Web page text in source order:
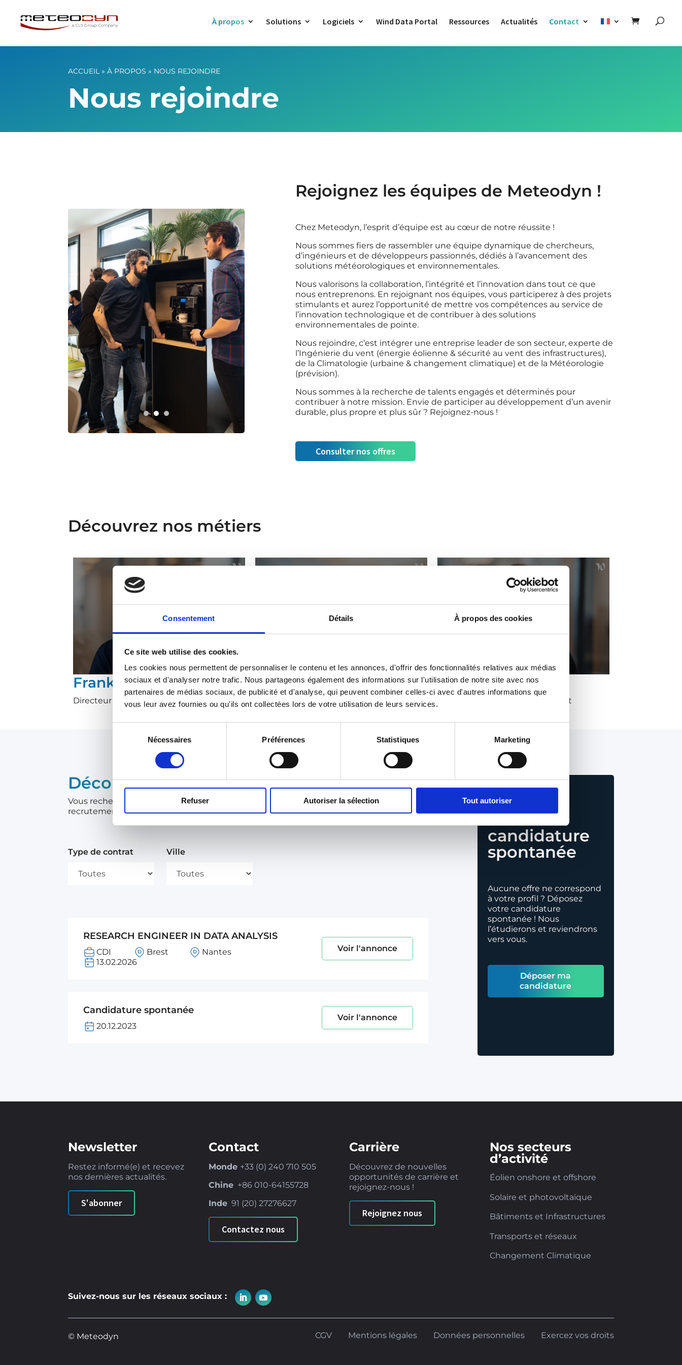
Consentement Détails À propos des cookies
Ce site web utilise des cookies.
Les cookies nous permettent de personnaliser le contenu et les annonces, d'offrir des fonctionnalités relatives aux médias
sociaux et d'analyser notre trafic. Nous partageons également des informations sur l'utilisation de notre site avec nos
partenaires de médias sociaux, de publicité et d'analyse, qui peuvent combiner celles-ci avec d'autres informations que
vous leur avez fournies ou qu'ils ont collectées lors de votre utilisation de leurs services.
consentement
Nécessaires Préférences Statistiques Marketing
Refuser Autoriser la sélection Tout autoriser
À propos Solutions Logiciels Wind Data Portal Ressources Actualités Contact
ACCUEIL»À PROPOS » NOUS REJOINDRE
Nous rejoindre
Rejoignez les équipes de Meteodyn !
Chez Meteodyn, l’esprit d’équipe est au cœur de notre réussite !
Nous sommes fiers de rassembler une équipe dynamique de chercheurs,
d’ingénieurs et de développeurs passionnés, dédiés à l’avancement des
solutions météorologiques et environnementales.
Nous valorisons la collaboration, l’intégrité et l’innovation dans tout ce que
nous entreprenons. En rejoignant nos équipes, vous participerez à des projets
stimulants et aurez l’opportunité de mettre vos compétences au service de
l’innovation technologique et de contribuer à des solutions
environnementales de pointe.
Nous rejoindre, c’est intégrer une entreprise leader de son secteur, experte de
l’Ingénierie du vent (énergie éolienne & sécurité au vent des infrastructures),
de la Climatologie (urbaine & changement climatique) et de la Météorologie
(prévision).
Nous sommes à la recherche de talents engagés et déterminés pour
contribuer à notre mission. Envie de participer au développement d’un avenir
durable, plus propre et plus sûr ? Rejoignez-nous !
Consulter nos offres
Découvrez nos métiers
Frank Lancelot
Directeur Général du groupe Meteodyn
Eric Tromeur
Directeur du département Recherche,
Jessica Ollivier
Cheffe d'Équipe Développement
Découvrez nos offres
Vous recherchez un emploi ou un stage ? Découvrez ci-dessous toutes nos offres de
recrutement !
Type de contrat Ville
RESEARCH ENGINEER IN DATA ANALYSIS
CDI Brest
Nantes
13.02.2026
Voir l'annonce
Candidature spontanée
20.12.2023
Voir l'annonce
Déposez
votre
candidature
spontanée
Aucune offre ne correspond
à votre profil ? Déposez
votre candidature
spontanée ! Nous
l’étudierons et reviendrons
vers vous.
Déposer ma
candidature
Newsletter
Restez informé(e) et recevez
nos dernières actualités.
S'abonner
Contact
Monde +33 (0) 240 710 505
Chine +86 010-64155728
Inde 91 (20) 27276627
Contactez nous
Carrière
Découvrez de nouvelles
opportunités de carrière et
rejoignez-nous !
Rejoignez nous
Nos secteurs
d’activité
Éolien onshore et offshore
Solaire et photovoltaïque
Bâtiments et Infrastructures
Transports et réseaux
Changement Climatique
Suivez-nous sur les réseaux sociaux :
© Meteodyn CGV Mentions légales Données personnelles Exercez vos droits